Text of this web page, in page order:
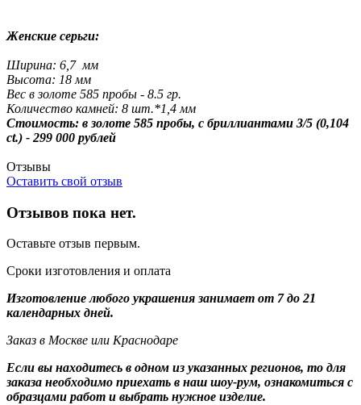
Женские серьги:
Ширина: 6,7 мм
Высота: 18 мм
Вес в золоте 585 пробы - 8.5 гр.
Количество камней: 8 шт.*1,4 мм
Стоимость: в золоте 585 пробы, с бриллиантами 3/5 (0,104
ct.) - 299 000 рублей
Отзывы
Оставить свой отзыв
Отзывов пока нет.
Оставьте отзыв первым.
Сроки изготовления и оплата
Изготовление любого украшения занимает от 7 до 21
календарных дней.
Заказ в Москве или Краснодаре
Если вы находитесь в одном из указанных регионов, то для
заказа необходимо приехать в наш шоу-рум, ознакомиться с
образцами работ и выбрать нужное изделие.